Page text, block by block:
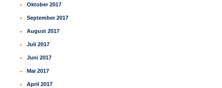
Oktober 2017
September 2017
August 2017
Juli 2017
Juni 2017
Mai 2017
April 2017